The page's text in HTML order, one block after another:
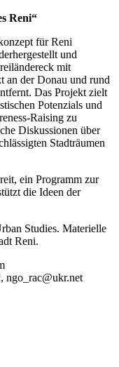
Reni“
für Reni
und
mit
an der Donau und rund
Das Projekt zielt
Potenzials und
Raising zu
Diskussionen über
Stadträumen
ein Programm zur
die Ideen der
Studies. Materielle
Reni.
ngo_rac@ukr.net